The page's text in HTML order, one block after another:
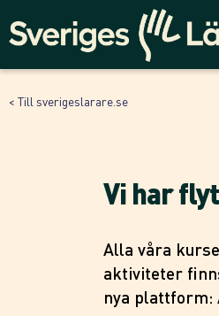
< Till sverigeslarare.se
Vi har
Alla våra
aktiviteter
nya plattform: